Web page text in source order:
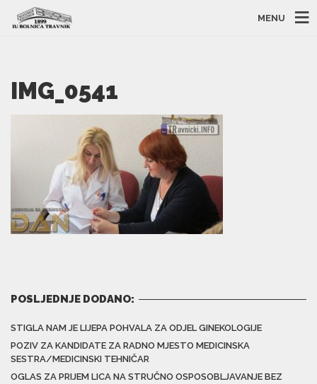
MENU
IMG_0541
POSLJEDNJE DODANO:
STIGLA NAM JE LIJEPA POHVALA ZA ODJEL GINEKOLOGIJE
POZIV ZA KANDIDATE ZA RADNO MJESTO MEDICINSKA
SESTRA/MEDICINSKI TEHNIČAR
OGLAS ZA PRIJEM LICA NA STRUČNO OSPOSOBLJAVANJE BEZ